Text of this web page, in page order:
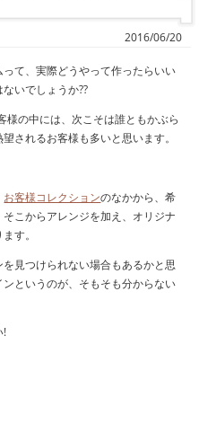
2016/06/20
て、実際どうやって作ったらいい
いでしょうか??
様の中には、次こそは誰ともかぶら
されるお客様も多いと思います。
お客様コレクションのなかから、希
こからアレンジを加え、オリジナ
す。
見つけられない場合もあるかと思
というのが、そもそも分からない
!